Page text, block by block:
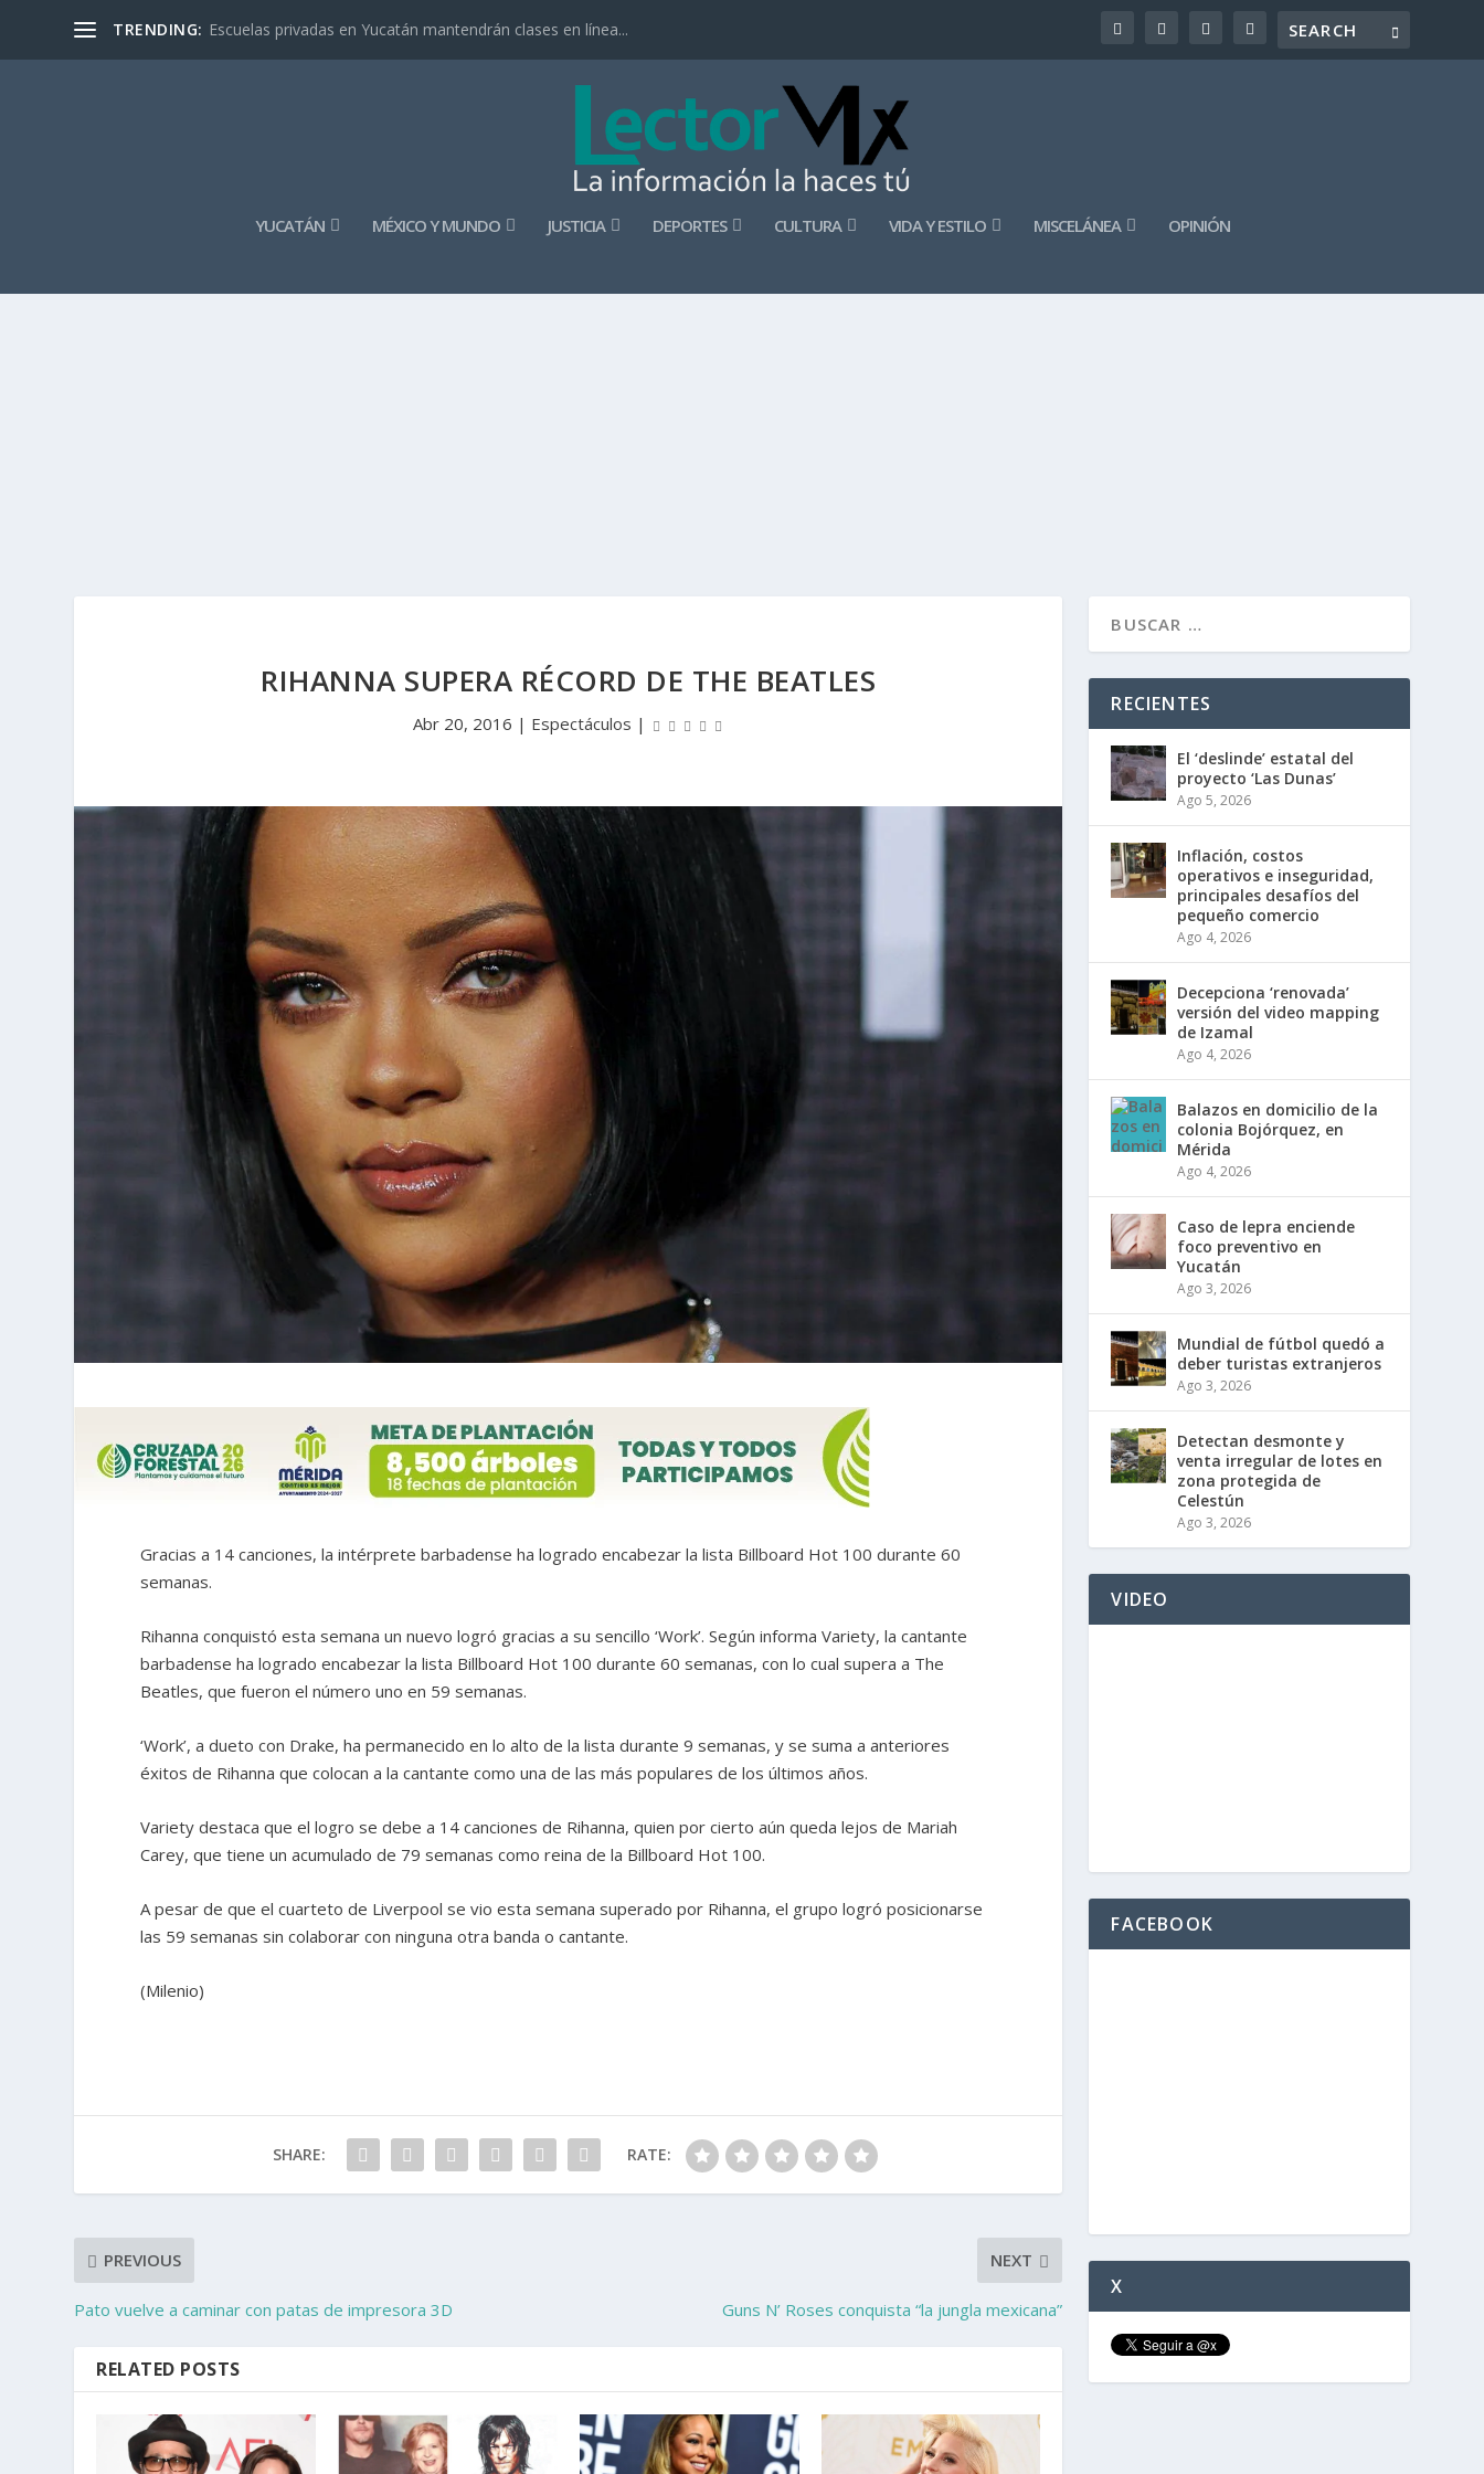
TRENDING: Escuelas privadas en Yucatán mantendrán clases en línea...
YUCATÁN MÉXICO Y MUNDO JUSTICIA DEPORTES CULTURA VIDA Y ESTILO MISCELÁNEA OPINIÓN
RIHANNA SUPERA RÉCORD DE THE BEATLES
Abr 20, 2016 | Espectáculos |
Gracias a 14 canciones, la intérprete barbadense ha logrado encabezar la lista Billboard Hot 100 durante 60
semanas.
Rihanna conquistó esta semana un nuevo logró gracias a su sencillo ‘Work’. Según informa Variety, la cantante
barbadense ha logrado encabezar la lista Billboard Hot 100 durante 60 semanas, con lo cual supera a The
Beatles, que fueron el número uno en 59 semanas.
‘Work’, a dueto con Drake, ha permanecido en lo alto de la lista durante 9 semanas, y se suma a anteriores
éxitos de Rihanna que colocan a la cantante como una de las más populares de los últimos años.
Variety destaca que el logro se debe a 14 canciones de Rihanna, quien por cierto aún queda lejos de Mariah
Carey, que tiene un acumulado de 79 semanas como reina de la Billboard Hot 100.
A pesar de que el cuarteto de Liverpool se vio esta semana superado por Rihanna, el grupo logró posicionarse
las 59 semanas sin colaborar con ninguna otra banda o cantante.
(Milenio)
SHARE: RATE:
PREVIOUS
Pato vuelve a caminar con patas de impresora 3D
NEXT
Guns N’ Roses conquista “la jungla mexicana”
RELATED POSTS
RECIENTES
El ‘deslinde’ estatal del
proyecto ‘Las Dunas’
Ago 5, 2026
Inflación, costos
operativos e inseguridad,
principales desafíos del
pequeño comercio
Ago 4, 2026
Decepciona ‘renovada’
versión del video mapping
de Izamal
Ago 4, 2026
Balazos en domicilio de la
colonia Bojórquez, en
Mérida
Ago 4, 2026
Caso de lepra enciende
foco preventivo en
Yucatán
Ago 3, 2026
Mundial de fútbol quedó a
deber turistas extranjeros
Ago 3, 2026
Detectan desmonte y
venta irregular de lotes en
zona protegida de
Celestún
Ago 3, 2026
VIDEO
FACEBOOK
X